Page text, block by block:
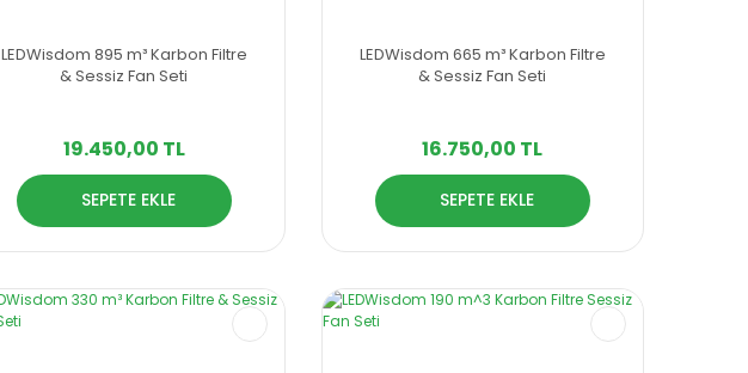
LEDWisdom 895 m³ Karbon Filtre
& Sessiz Fan Seti
19.450,00 TL
SEPETE EKLE
LEDWisdom 665 m³ Karbon Filtre
& Sessiz Fan Seti
16.750,00 TL
SEPETE EKLE